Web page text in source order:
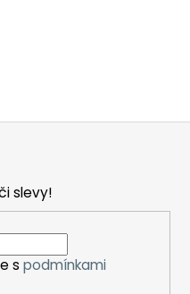
slevy!
s podmínkami